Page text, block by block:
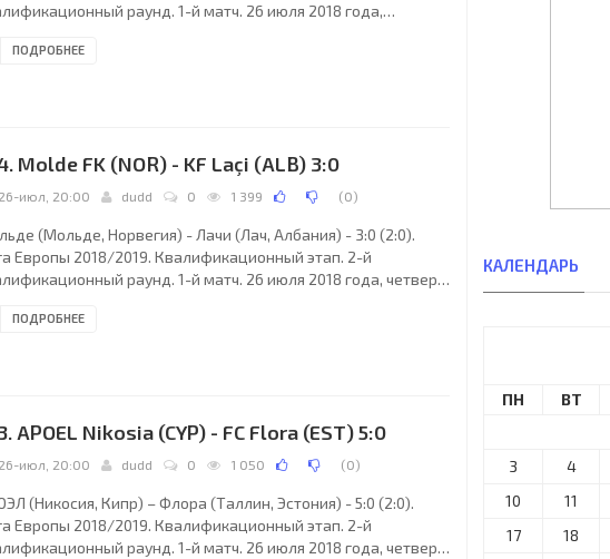
раунд. 1-й матч. 26 июля 2018 года,
- Ветра». 3000 зрителей (51 % при вместимости 5900).
ПОДРОБНЕЕ
Molde FK (NOR) - KF Laçi (ALB) 3:0
26-июл, 20:00 dudd 0 1 399 (0)
(Мольде, Норвегия) - Лачи (Лач, Албания) - 3:0 (2:0).
Европы 2018/2019. Квалификационный этап. 2-й
раунд. 1-й матч. 26 июля 2018 года, четверг.
зрителей (37 % при вместимости 11167). Главный судья:
ПОДРОБНЕЕ
APOEL Nikosia (CYP) - FC Flora (EST) 5:0
26-июл, 20:00 dudd 0 1 050 (0)
(Никосия, Кипр) – Флора (Таллин, Эстония) - 5:0 (2:0).
Европы 2018/2019. Квалификационный этап. 2-й
раунд. 1-й матч. 26 июля 2018 года, четверг.
КАЛЕНДАРЬ
ПН ВТ
3
4
10
11
17
18